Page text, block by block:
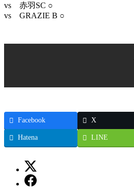
vs 赤羽SC ○
vs GRAZIE B ○
Facebook X
Hatena LINE